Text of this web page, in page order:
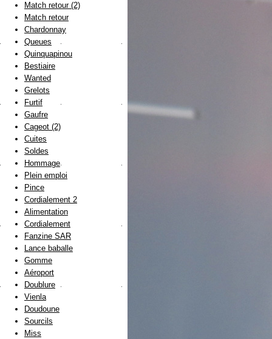
Match retour (2)
Match retour
Chardonnay
Queues
Quinquapinou
Bestiaire
Wanted
Grelots
Furtif
Gaufre
Cageot (2)
Cuites
Soldes
Hommage
Plein emploi
Pince
Cordialement 2
Alimentation
Cordialement
Fanzine SAR
Lance baballe
Gomme
Aéroport
Doublure
Vienla
Doudoune
Sourcils
Miss